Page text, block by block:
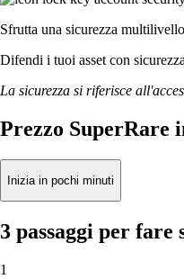
Sfrutta una sicurezza multilivello
Difendi i tuoi asset con
La sicurezza si riferisce
Prezzo SuperRare
Inizia in pochi minuti
3 passaggi per fare
1